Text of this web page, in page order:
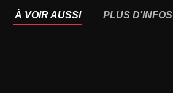
À VOIR AUSSI PLUS D'INFOS